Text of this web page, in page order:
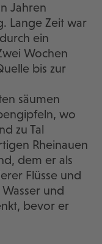
Jahren
Lange Zeit war
ein
Wochen
bis zur
säumen
wo
zu Tal
Rheinauen
dem er als
Flüsse und
und
bevor er